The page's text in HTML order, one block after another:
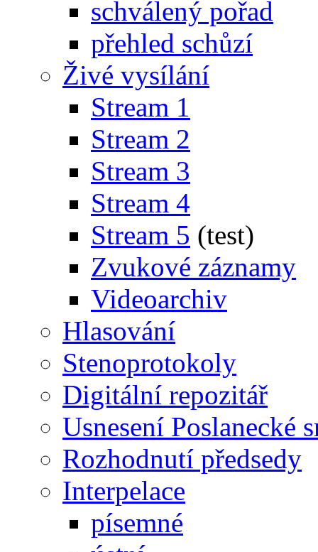
schválený pořad
přehled schůzí
Živé vysílání
Stream 1
Stream 2
Stream 3
Stream 4
Stream 5 (test)
Zvukové záznamy
Videoarchiv
Hlasování
Stenoprotokoly
Digitální repozitář
Usnesení Poslanecké
Rozhodnutí předsedy
Interpelace
písemné